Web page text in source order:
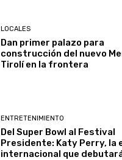
LOCALES
Dan primer palazo para
construcción del nuevo
Tirolí en la frontera
ENTRETENIMIENTO
Del Super Bowl al Festival
Presidente: Katy Perry, la
internacional que debutará